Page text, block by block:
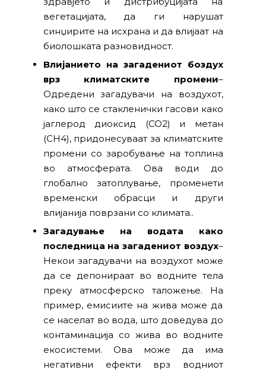
вегетацијата, да ги нарушат
синџирите на исхрана и да влијаат на
биолошката разновидност.
Влијанието на загадениот боздух
врз климатските промени–
Одредени загадувачи на воздухот,
како што се стакленички гасови како
јаглерод диоксид (CO2) и метан
(CH4), придонесуваат за климатските
промени со заробување на топлина
во атмосферата. Ова води до
глобално затоплување, променети
временски обрасци и други
влијанија поврзани со климата..
Загадување на водата како
последница на загадениот воздух–
Некои загадувачи на воздухот може
да се депонираат во водните тела
преку атмосферско таложење. На
пример, емисиите на жива може да
се населат во вода, што доведува до
контаминација со жива во водните
екосистеми. Ова може да има
негативни ефекти врз водниот